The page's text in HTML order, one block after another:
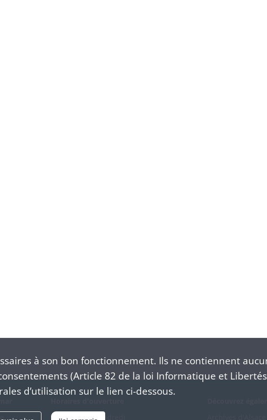
Du mardi au vendredi
à son bon fonctionnement. Ils ne contiennent
(Article 82 de la loi Informatique et
d’utilisation sur le lien ci-dessous.